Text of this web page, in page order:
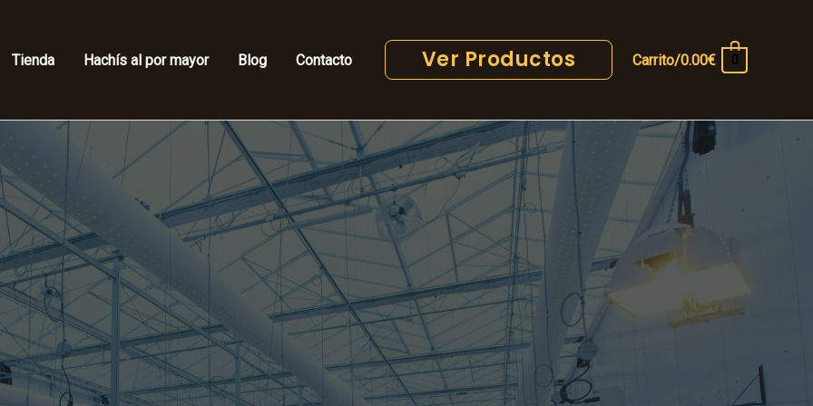
Tienda Hachís al por mayor Blog Contacto Ver Productos Carrito/0.00€ 0